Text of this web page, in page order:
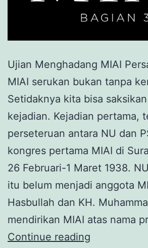
Ujian Menghadang MIAI
MIAI serukan bukan tanpa
Setidaknya kita bisa
kejadian. Kejadian pertama,
perseteruan antara NU dan
kongres pertama MIAI di
26 Februari-1 Maret 1938.
itu belum menjadi anggota
Hasbullah dan KH.
mendirikan MIAI atas nama
Continue reading